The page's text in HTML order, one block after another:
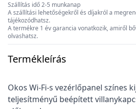
Szállítás idő 2-5 munkanap
A szállítási lehetőségekről és díjakról a
tájékozódhatsz.
A termékre 1 év garancia vonatkozik, amiről
olvashatsz.
Termékleírás
Okos Wi-Fi-s vezérlőpanel színes
teljesítményű beépített